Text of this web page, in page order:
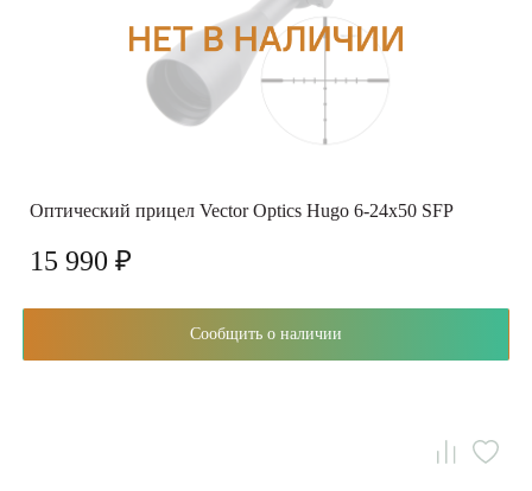
Оптический прицел Vector Optics Hugo 6-24x50 SFP
15 990 ₽
Сообщить о наличии